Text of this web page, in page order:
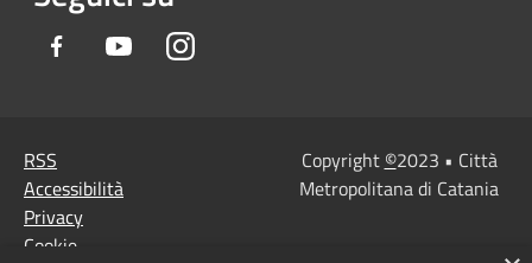
Facebook YoutubeInstagram
RSS
Accessibilità
Privacy
Cookie
Copyright ©2023 • Città
Metropolitana di Catania